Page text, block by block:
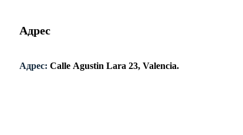
Адрес
Адрес: Calle Agustin Lara 23, Valencia.